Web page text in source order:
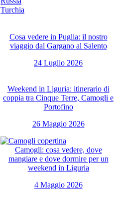
Turchia
Cosa vedere in Puglia: il nostro
viaggio dal Gargano al Salento
24 Luglio 2026
Weekend in Liguria: itinerario di
coppia tra Cinque Terre, Camogli e
Portofino
26 Maggio 2026
Camogli: cosa vedere, dove
mangiare e dove dormire per un
weekend in Liguria
4 Maggio 2026